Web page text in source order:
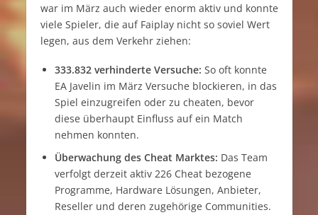
war im März auch wieder enorm aktiv und konnte
viele Spieler, die auf Faiplay nicht so soviel Wert
legen, aus dem Verkehr ziehen:
333.832 verhinderte Versuche: So oft konnte
EA Javelin im März Versuche blockieren, in das
Spiel einzugreifen oder zu cheaten, bevor
diese überhaupt Einfluss auf ein Match
nehmen konnten.
Überwachung des Cheat Marktes: Das Team
verfolgt derzeit aktiv 226 Cheat bezogene
Programme, Hardware Lösungen, Anbieter,
Reseller und deren zugehörige Communities.